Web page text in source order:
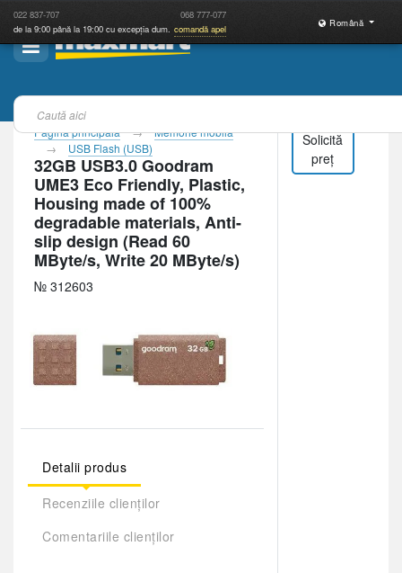
022 837-707 068 777-077
de la 9:00 până la 19:00 cu excepția dum. comandă apel
Română
Pagina principală
Memorie mobilă
USB Flash (USB)
32GB USB3.0 Goodram
UME3 Eco Friendly, Plastic,
Housing made of 100%
degradable materials, Anti-
slip design (Read 60
MByte/s, Write 20 MByte/s)
№ 312603
Detalii produs
Recenziile clienților
Comentariile clienților
Solicită
preț